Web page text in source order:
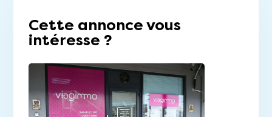
Cette annonce vous
intéresse ?